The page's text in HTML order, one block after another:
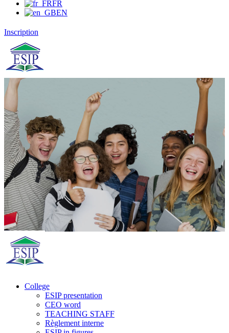
FR
EN
Inscription
College
ESIP presentation
CEO word
TEACHING STAFF
Règlement interne